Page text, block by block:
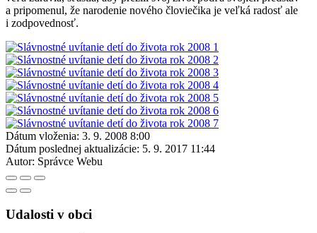
a pripomenul, že narodenie nového človiečika je veľká radosť ale
i zodpovednosť.
Dátum vloženia: 3. 9. 2008 8:00
Dátum poslednej aktualizácie: 5. 9. 2017 11:44
Autor: Správce Webu
Udalosti v obci